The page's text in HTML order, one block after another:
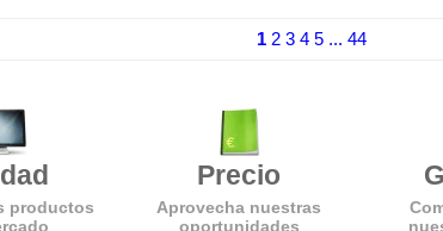
1 2 3 4 5 ... 44
productos
Precio
Aprovecha nuestras
oportunidades